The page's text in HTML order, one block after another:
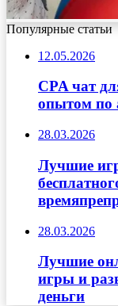
Популярные статьи
12.05.2026
CPA чат
опытом по
28.03.2026
Лучшие
28.03.2026
Лучшие
игры и
деньги